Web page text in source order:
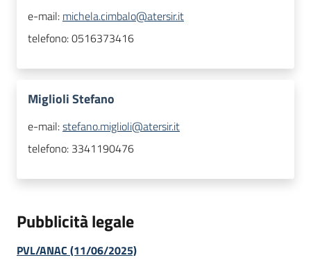
e-mail: michela.cimbalo@atersir.it
telefono:0516373416
Miglioli Stefano
e-mail:stefano.miglioli@atersir.it
telefono: 3341190476
Pubblicità legale
PVL/ANAC (11/06/2025)